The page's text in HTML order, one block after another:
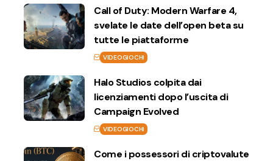
Call of Duty: Modern Warfare 4,
svelate le date dell’open beta su
tutte le piattaforme
VIDEOGIOCHI
Halo Studios colpita dai
licenziamenti dopo l’uscita di
Campaign Evolved
VIDEOGIOCHI
Come i possessori di criptovalute